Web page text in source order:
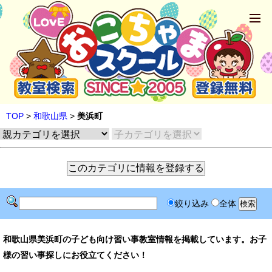
TOP > 和歌山県 > 美浜町
絞り込み 全体
和歌山県美浜町の子ども向け習い事教室情報を掲載しています。お子
様の習い事探しにお役立てください！